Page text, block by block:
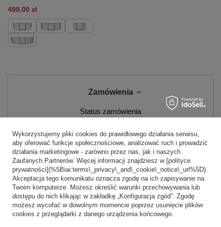
499,00 zł
Zamówienia
Status zamówienia
Chcę zareklamować produkt
Chcę zwrócić produkt
Chcę wymienić produkt
Kontakt
Wykorzystujemy pliki cookies do prawidłowego działania serwisu,
aby oferować funkcje społecznościowe, analizować ruch i prowadzić
działania marketingowe - zarówno przez nas, jak i naszych
Zaufanych Partnerów. Więcej informacji znajdziesz w [polityce
prywatności](%5Biai:terms\_privacy\_and\_cookie\_notice\_url%5D).
Akceptacja tego komunikatu oznacza zgodę na ich zapisywanie na
Twoim komputerze. Możesz określić warunki przechowywania lub
dostępu do nich klikając w zakładkę „Konfiguracja zgód”. Zgodę
możesz wycofać w dowolnym momencie poprzez usunięcie plików
cookies z przeglądarki z danego urządzenia końcowego.